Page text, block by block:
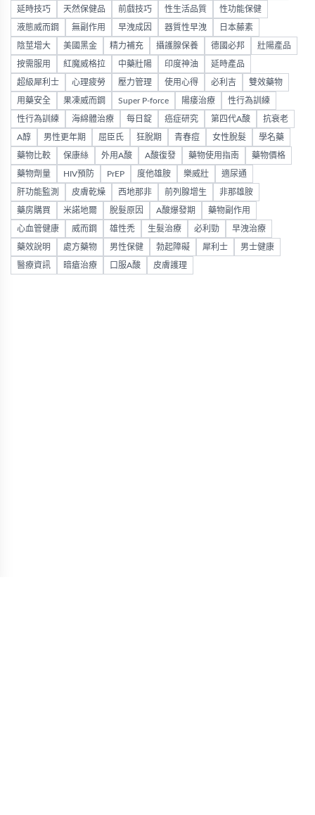
延時技巧 天然保健品 前戲技巧 性生活品質 性功能保健
液態威而鋼 無副作用 早洩成因 器質性早洩 日本藤素
陰莖增大 美國黑金 精力補充 攝護腺保養 德國必邦 壯陽產品
按需服用 紅魔威格拉 中藥壯陽 印度神油 延時產品
超級犀利士 心理疲勞 壓力管理 使用心得 必利吉 雙效藥物
用藥安全 果凍威而鋼 Super P-force 陽痿治療 性行為訓練
性行為訓練 海綿體治療 每日錠 癌症研究 第四代A酸 抗衰老
A醇 男性更年期 屈臣氏 狂脫期 青春痘 女性脫髮 學名藥
藥物比較 保康絲 外用A酸 A酸復發 藥物使用指南 藥物價格
藥物劑量 HIV預防 PrEP 度他雄胺 樂威壯 適尿通
肝功能監測 皮膚乾燥 西地那非 前列腺增生 非那雄胺
藥房購買 米諾地爾 脫髮原因 A酸爆發期 藥物副作用
心血管健康 威而鋼 雄性禿 生髮治療 必利勁 早洩治療
藥效說明 處方藥物 男性保健 勃起障礙 犀利士 男士健康
醫療資訊 暗瘡治療 口服A酸 皮膚護理